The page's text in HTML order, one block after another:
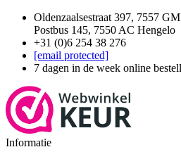
Oldenzaalsestraat 397, 7557
Postbus 145, 7550 AC Hengelo
+31 (0)6 254 38 276
[email protected]
7 dagen in de week online
Informatie